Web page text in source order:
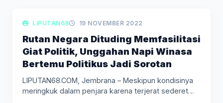
LIPUTAN BERITA
LIPUTAN68 19 NOVEMBER 2022
Rutan Negara Dituding Memfasilitasi
Giat Politik, Unggahan Napi Winasa
Bertemu Politikus Jadi Sorotan
LIPUTAN68.COM, Jembrana – Meskipun kondisinya
meringkuk dalam penjara karena terjerat sederet